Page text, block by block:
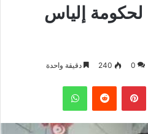
لحكومة إلياس
0
240 دقيقة واحدة
بينتيريست واتساب